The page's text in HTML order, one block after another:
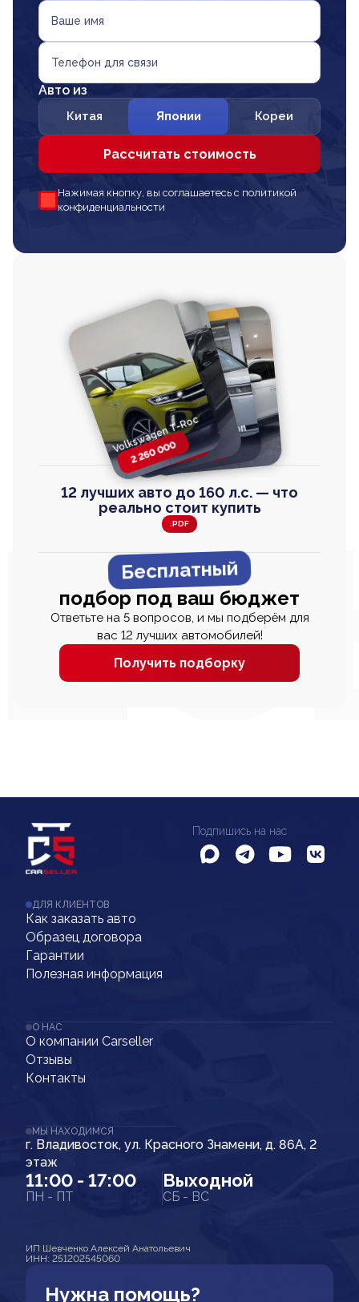
Ваше имя
Телефон для связи
Авто из
Китая Японии Кореи
Рассчитать стоимость
Нажимая кнопку, вы соглашаетесь с политикой
конфиденциальности
Volkswagen T-Roc
2 260 000
Toyota Harrier
2 820 000
Honda Step Wagon
2 820 000
Volkswagen
TAYRON
2 670 000
12 лучших авто до 160 л.с. — что
реально стоит купить
.PDF
Бесплатный
подбор под ваш бюджет
Ответьте на 5 вопросов, и мы подберём для
вас 12 лучших автомобилей!
Получить подборку
Подпишись на нас
ДЛЯ КЛИЕНТОВ
Как заказать авто
Образец договора
Гарантии
Полезная информация
О НАС
О компании Carseller
Отзывы
Контакты
МЫ НАХОДИМСЯ
г. Владивосток, ул. Красного Знамени, д. 86А, 2
этаж
11:00 - 17:00
ПН - ПТ
Выходной
СБ - ВС
ИП Шевченко Алексей Анатольевич
ИНН: 251202545060
Нужна помощь?